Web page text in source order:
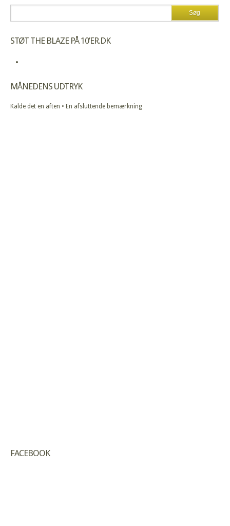
STØT THE BLAZE PÅ 10’ER.DK
MÅNEDENS UDTRYK
Kalde det en aften • En afsluttende bemærkning
FACEBOOK